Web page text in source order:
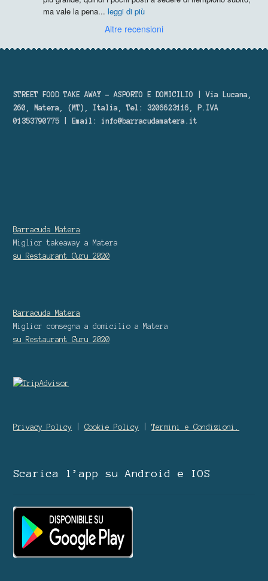
ma vale la pena... leggi di più
Altre recensioni
STREET FOOD TAKE AWAY – ASPORTO E DOMICILIO | Via Lucana,
260, Matera, (MT), Italia, Tel: 3206623116, P.IVA
01353790775 | Email: info@barracudamatera.it
Barracuda Matera
Miglior takeaway a Matera
su Restaurant Guru
2020
Barracuda Matera
Miglior consegna a domicilio a Matera
su Restaurant Guru
2020
Privacy Policy |Cookie Policy |Termini e Condizioni.
Scarica l’app su Android e IOS